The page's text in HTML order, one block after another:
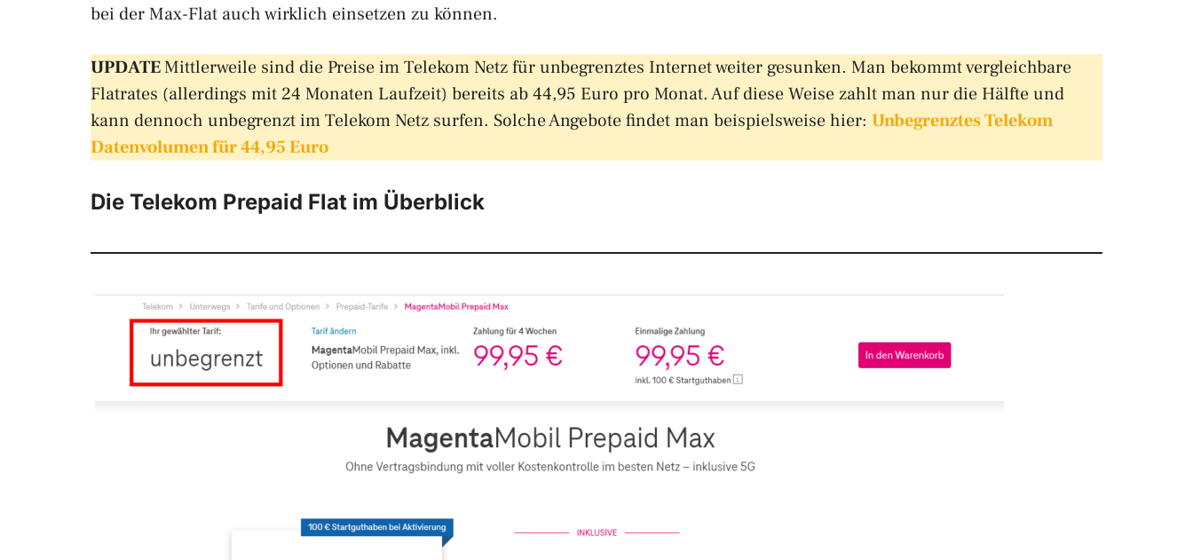
bei der Max-Flat auch wirklich einsetzen zu können.
UPDATEMittlerweile sind die Preise im Telekom Netz für unbegrenztes Internet weiter gesunken. Man bekommt vergleichbare
Flatrates (allerdings mit 24 Monaten Laufzeit) bereits ab 44,95 Euro pro Monat. Auf diese Weise zahlt man nur die Hälfte und
kann dennoch unbegrenzt im Telekom Netz surfen. Solche Angebote findet man beispielsweise hier: Unbegrenztes Telekom
Datenvolumen für 44,95 Euro
Die Telekom Prepaid Flat im Überblick